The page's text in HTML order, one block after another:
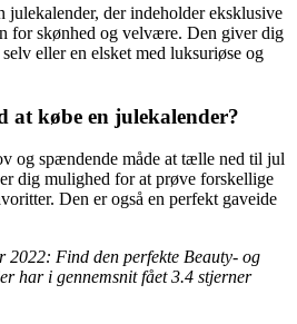
julekalender, der indeholder eksklusive
for skønhed og velvære. Den giver dig
eller en elsket med luksuriøse og
at købe en julekalender?
og spændende måde at tælle ned til jul
dig mulighed for at prøve forskellige
Den er også en perfekt gaveide
2022: Find den perfekte Beauty- og
har i gennemsnit fået3.4 stjerner